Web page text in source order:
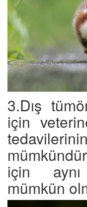
3.Dış
için
için
mümkün